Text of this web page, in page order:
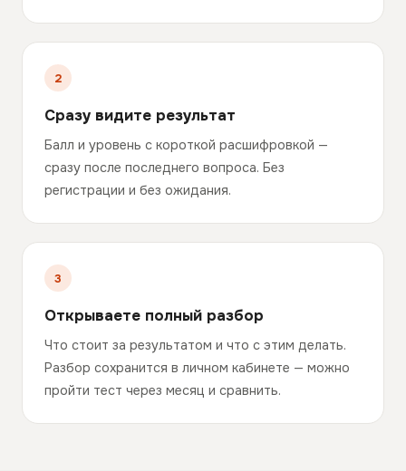
Сразу видите результат
Балл и уровень с короткой расшифровкой —
сразу после последнего вопроса. Без
регистрации и без ожидания.
Открываете полный разбор
Что стоит за результатом и что с этим делать.
Разбор сохранится в личном кабинете — можно
пройти тест через месяц и сравнить.